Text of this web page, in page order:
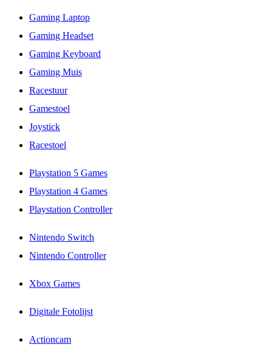
Gaming Laptop
Gaming Headset
Gaming Keyboard
Gaming Muis
Racestuur
Gamestoel
Joystick
Racestoel
Playstation 5 Games
Playstation 4 Games
Playstation Controller
Nintendo Switch
Nintendo Controller
Xbox Games
Digitale Fotolijst
Actioncam